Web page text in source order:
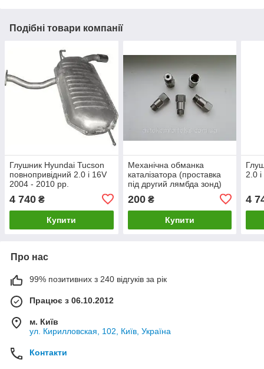
Подібні товари компанії
Глушник Hyundai Tucson
повнопривідний 2.0 i 16V
2004 - 2010 рр.
4 740 ₴
Купити
Механічна обманка
каталізатора (проставка
під другий лямбда зонд)
(Хюндай Туксон)
200₴
Купити
2.0 i
4
Про нас
99% позитивних з 240 відгуків за рік
Працює з 06.10.2012
м. Київ
ул. Кирилловская, 102, Київ, Україна
Контакти